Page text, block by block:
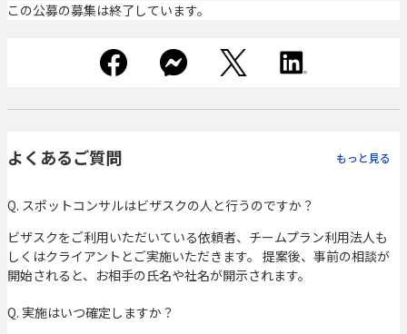
この公募の募集は終了しています。
よくあるご質問 もっと見る
Q. スポットコンサルはビザスクの人と行うのですか？
ビザスクをご利用いただいている依頼者、チームプラン利用法人も
しくはクライアントとご実施いただきます。 提案後、事前の相談が
開始されると、お相手の氏名や社名が開示されます。
Q. 実施はいつ確定しますか？